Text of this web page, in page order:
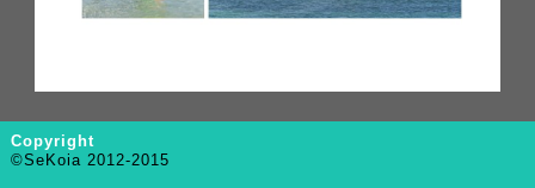
Copyright
©SeKoia 2012-2015